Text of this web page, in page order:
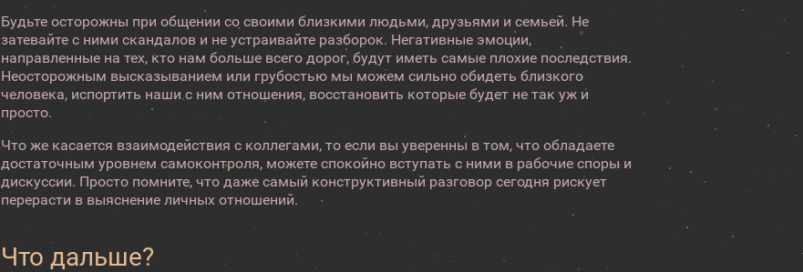
Будьте осторожны при общении со своими близкими людьми, друзьями и семьей. Не
затевайте с ними скандалов и не устраивайте разборок. Негативные эмоции,
направленные на тех, кто нам больше всего дорог, будут иметь самые плохие последствия.
Неосторожным высказыванием или грубостью мы можем сильно обидеть близкого
человека, испортить наши с ним отношения, восстановить которые будет не так уж и
просто.
Что же касается взаимодействия с коллегами, то если вы уверенны в том, что обладаете
достаточным уровнем самоконтроля, можете спокойно вступать с ними в рабочие споры и
дискуссии. Просто помните, что даже самый конструктивный разговор сегодня рискует
перерасти в выяснение личных отношений.
Что дальше?